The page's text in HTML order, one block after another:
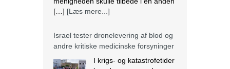
[…][Læs mere...]
andre kritiske medicinske forsyninger
kan droner være den